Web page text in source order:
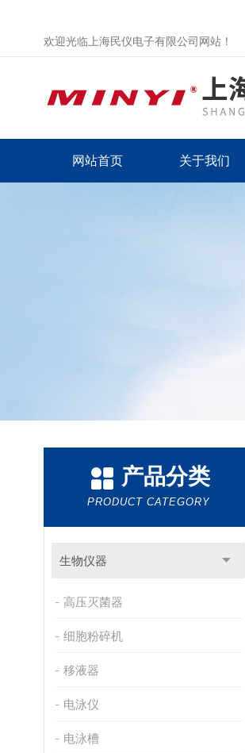
欢迎光临上海民仪电子有限公司网站！
网站首页 关于我们
产品分类
PRODUCT CATEGORY
生物仪器
高压灭菌器
细胞粉碎机
移液器
电泳仪
电泳槽